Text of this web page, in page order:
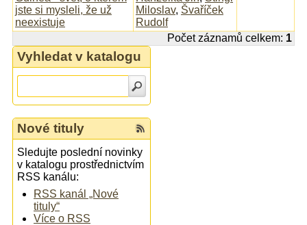
jste si mysleli, že už
neexistuje
Miloslav, Švaříček
Rudolf
Počet záznamů celkem: 1
Vyhledat v katalogu
Nové tituly
Sledujte poslední novinky
v katalogu prostřednictvím
RSS kanálu:
RSS kanál „Nové
tituly“
Více o RSS